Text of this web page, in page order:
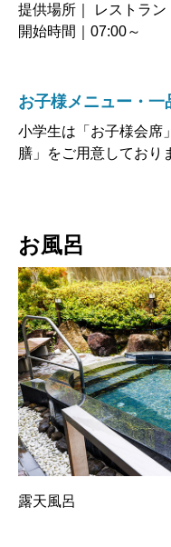
提供場所｜ レストラン
開始時間｜07:00～
お子様メニュー・一
小学生は「お子様会席
膳」をご用意しており
お風呂
露天風呂